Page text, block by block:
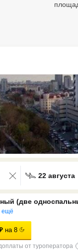
22 августа
(две
ещё
на 8
от туроператора